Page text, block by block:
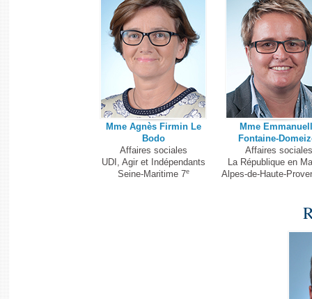
Mme Agnès Firmin Le
Bodo
Affaires sociales
UDI, Agir et Indépendants
Seine-Maritime 7e
Mme
Fontaine-
Affaires sociales
La République en
Alpes-de-Haute-